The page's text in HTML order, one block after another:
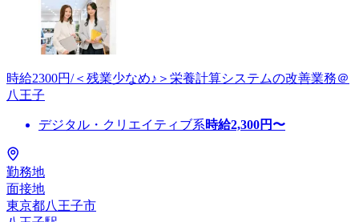
時給2300円/＜残業少なめ♪＞栄養計算システムの改善業務＠
八王子
デジタル・クリエイティブ系時給2,300円〜
勤務地
面接地
東京都八王子市